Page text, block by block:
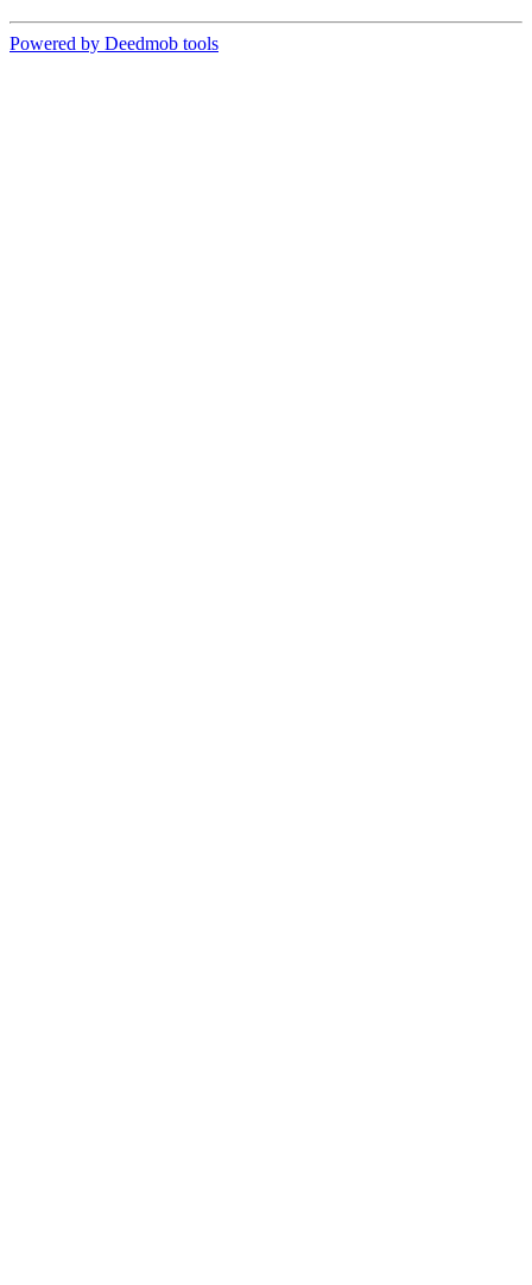
Powered by Deedmob tools